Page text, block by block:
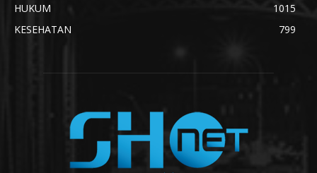
HUKUM
1015
KESEHATAN
799